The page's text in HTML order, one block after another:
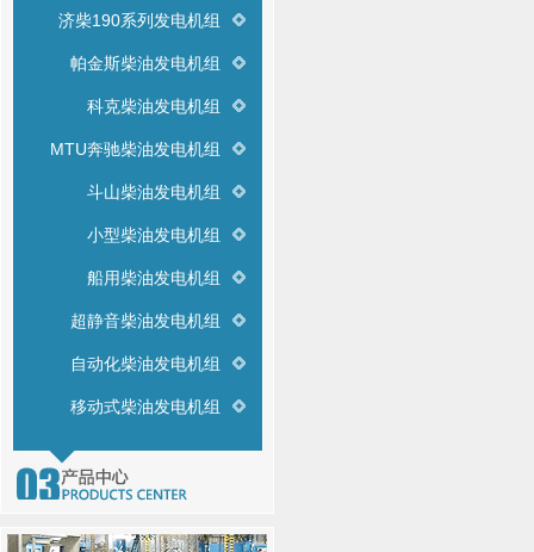
济柴190系列发电机组
帕金斯柴油发电机组
科克柴油发电机组
MTU奔驰柴油发电机组
斗山柴油发电机组
小型柴油发电机组
船用柴油发电机组
超静音柴油发电机组
自动化柴油发电机组
移动式柴油发电机组